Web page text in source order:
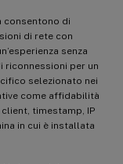
consentono di
di rete con
senza
riconnessioni per un
selezionato nei
come affidabilità
timestamp, IP
in cui è installata